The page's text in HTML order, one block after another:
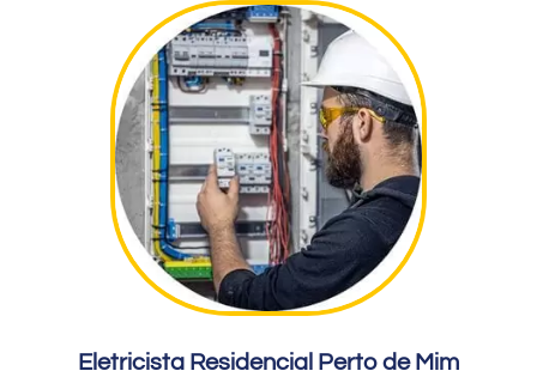
Eletricista Residencial Perto de Mim